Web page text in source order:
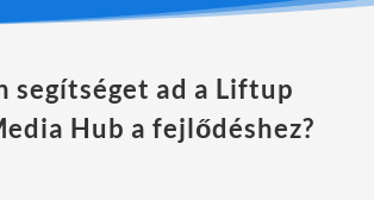
segítséget ad a Liftup
Hub a fejlődéshez?